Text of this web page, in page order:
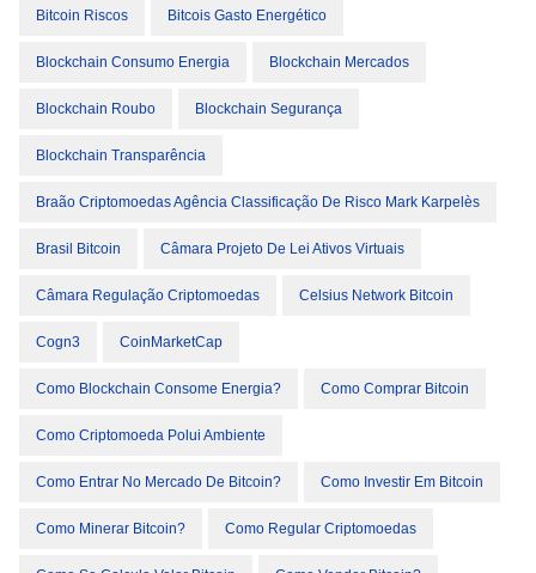
Bitcoin Riscos Bitcois Gasto Energético
Blockchain Consumo Energia Blockchain Mercados
Blockchain Roubo Blockchain Segurança
Blockchain Transparência
Braão Criptomoedas Agência Classificação De Risco Mark Karpelès
Brasil Bitcoin Câmara Projeto De Lei Ativos Virtuais
Câmara Regulação Criptomoedas Celsius Network Bitcoin
Cogn3 CoinMarketCap
Como Blockchain Consome Energia? Como Comprar Bitcoin
Como Criptomoeda Polui Ambiente
Como Entrar No Mercado De Bitcoin? Como Investir Em Bitcoin
Como Minerar Bitcoin? Como Regular Criptomoedas